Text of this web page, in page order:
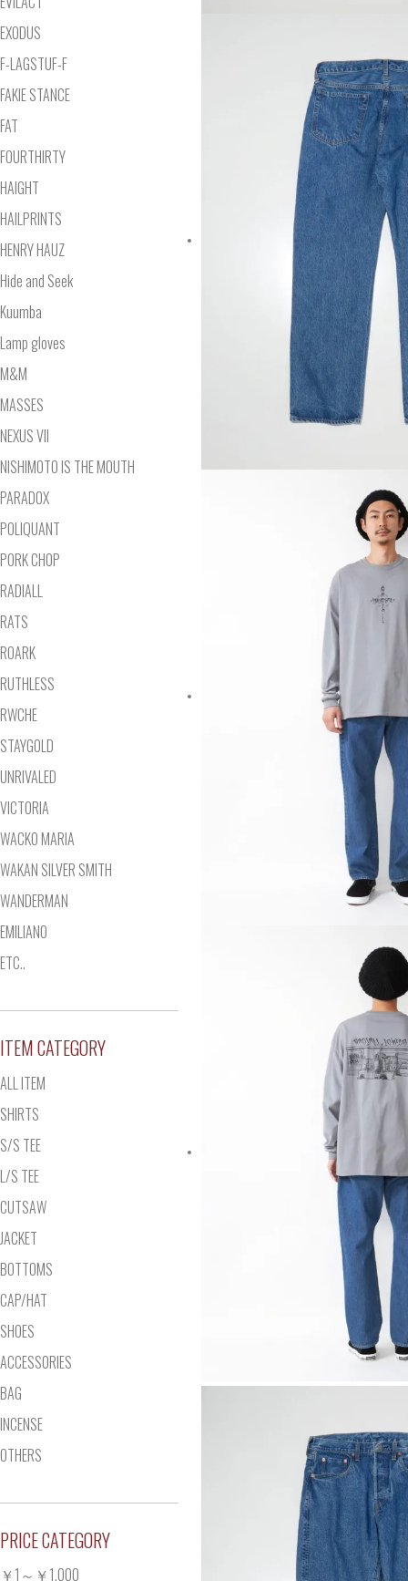
EXODUS
F-LAGSTUF-F
FAKIE STANCE
FAT
FOURTHIRTY
HAIGHT
HAILPRINTS
HENRY HAUZ
Hide and Seek
Kuumba
Lamp gloves
M&M
MASSES
NEXUS VII
NISHIMOTO IS THE MOUTH
PARADOX
POLIQUANT
PORK CHOP
RADIALL
RATS
ROARK
RUTHLESS
RWCHE
STAYGOLD
UNRIVALED
VICTORIA
WACKO MARIA
WAKAN SILVER SMITH
WANDERMAN
EMILIANO
ETC..
ITEM CATEGORY
ALL ITEM
SHIRTS
S/S TEE
L/S TEE
CUTSAW
JACKET
BOTTOMS
CAP/HAT
SHOES
ACCESSORIES
BAG
INCENSE
OTHERS
PRICE CATEGORY
￥1～￥1,000